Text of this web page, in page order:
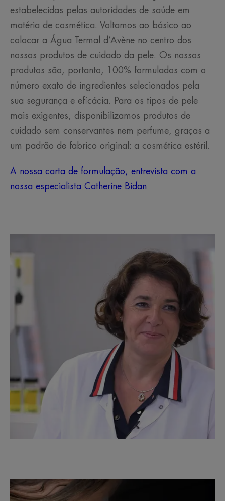
estabelecidas pelas autoridades de saúde em
matéria de cosmética. Voltamos ao básico ao
colocar a Água Termal d’Avène no centro dos
nossos produtos de cuidado da pele. Os nossos
produtos são, portanto, 100% formulados com o
número exato de ingredientes selecionados pela
sua segurança e eficácia. Para os tipos de pele
mais exigentes, disponibilizamos produtos de
cuidado sem conservantes nem perfume, graças a
um padrão de fabrico original: a cosmética estéril.
A nossa carta de formulação, entrevista com a
nossa especialista Catherine Bidan